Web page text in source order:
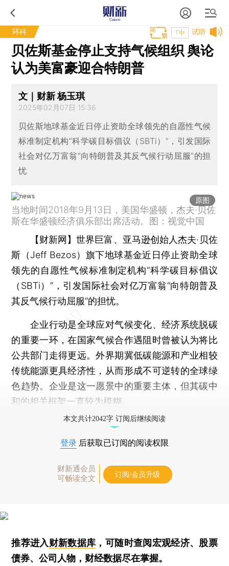
环科 试听
T中
贝佐斯基金停止支持气候组织 舆论
认为美富豪迎合特朗普
文｜财新 杨玉琪
2025年02月07日 15:36
贝佐斯地球基金近日停止资助全球领先的自愿性气候
标准制定机构“科学碳目标倡议（SBTi）”，引发国际
社会对亿万富翁“向特朗普及其反气候行动屈服”的担
忧
原图
当地时间2018年9月13日，美国华盛顿，杰夫·贝佐
斯在华盛顿经济俱乐部出席活动。图：视觉中国
【财新网】世界巨富、亚马逊创始人杰夫·贝佐
斯（Jeff Bezos）旗下地球基金近日停止资助全球
领先的自愿性气候标准制定机构“科学碳目标倡议
（SBTi）”，引发国际社会对亿万富翁“向特朗普及
其反气候行动屈服”的担忧。
企业行动是全球应对气候变化、经济系统脱碳
的重要一环，在国家气候合作遇阻时曾被认为将比
公共部门走得更远。外界期冀低碳能源和产业相较
传统能源更具经济性，从而形成不可逆转的全球绿
色趋势。企业是这一愿景中的重要主体，但其碳中
和的相关框架一直较为模糊。
本文共计2042字 订阅后继续阅读
登录 后获取已订阅的阅读权限
财新通会员
可畅读全文
订阅/会员升级
推荐进入财新数据库 ，可随时查阅宏观经济、股票
债券、公司人物，财经数据尽在掌握。